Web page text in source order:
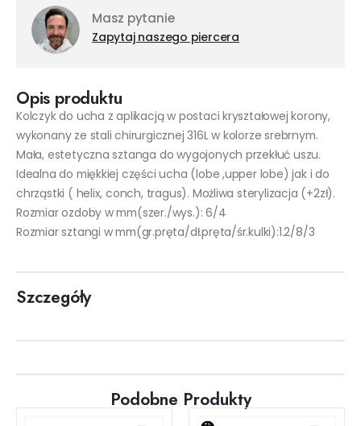
Masz pytanie
Zapytaj naszego piercera
Opis produktu
Kolczyk do ucha z aplikacją w postaci kryształowej korony,
wykonany ze stali chirurgicznej 316L w kolorze srebrnym.
Mała, estetyczna sztanga do wygojonych przekłuć uszu.
Idealna do miękkiej części ucha (lobe ,upper lobe) jak i do
chrząstki ( helix, conch, tragus). Możliwa sterylizacja (+2zł).
Rozmiar ozdoby w mm(szer./wys.): 6/4
Rozmiar sztangi w mm(gr.pręta/dł.pręta/śr.kulki):1.2/8/3
Szczegóły
Podobne Produkty